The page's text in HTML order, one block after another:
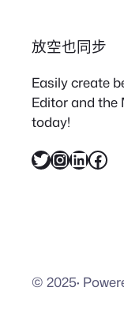
放空也同步
Easily create
Editor and the
today!
X InstagramLinkedIn Facebook
© 2025·